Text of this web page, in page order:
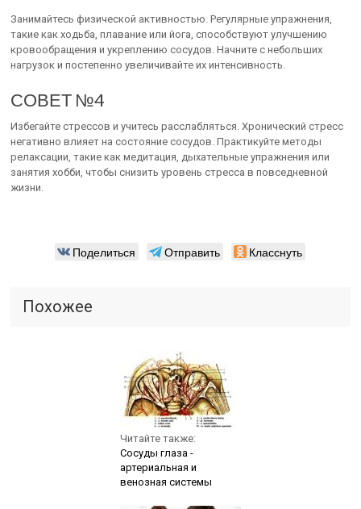
Занимайтесь физической активностью. Регулярные упражнения,
такие как ходьба, плавание или йога, способствуют улучшению
кровообращения и укреплению сосудов. Начните с небольших
нагрузок и постепенно увеличивайте их интенсивность.
СОВЕТ №4
Избегайте стрессов и учитесь расслабляться. Хронический стресс
негативно влияет на состояние сосудов. Практикуйте методы
релаксации, такие как медитация, дыхательные упражнения или
занятия хобби, чтобы снизить уровень стресса в повседневной
жизни.
Поделиться Отправить Класснуть
Похожее
Читайте также:
Сосуды глаза -
артериальная и
венозная системы